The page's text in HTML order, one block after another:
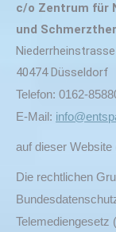
c/o Zentrum für
und
40474 Düsseldorf
Telefon: 0162-
E-Mail:
auf dieser Website
Die rechtlichen
Telemediengesetz